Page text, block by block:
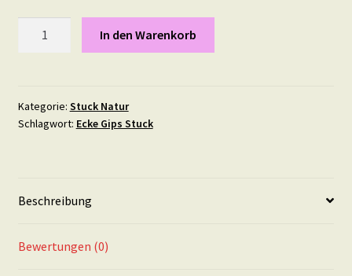
cm
Menge
In den Warenkorb
Kategorie: Stuck Natur
Schlagwort: Ecke Gips Stuck
Beschreibung
Bewertungen (0)